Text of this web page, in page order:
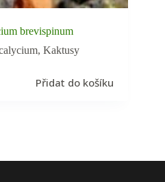
brevispinum
,Kaktusy
Přidat do košíku